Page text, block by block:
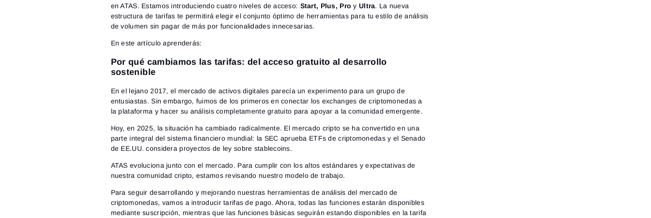
en ATAS. Estamos introduciendo cuatro niveles de acceso: Start, Plus, Pro y Ultra. La nueva
estructura de tarifas te permitirá elegir el conjunto óptimo de herramientas para tu estilo de análisis
de volumen sin pagar de más por funcionalidades innecesarias.
En este artículo aprenderás:
Por qué cambiamos las tarifas: del acceso gratuito al desarrollo
sostenible
En el lejano 2017, el mercado de activos digitales parecía un experimento para un grupo de
entusiastas. Sin embargo, fuimos de los primeros en conectar los exchanges de criptomonedas a
la plataforma y hacer su análisis completamente gratuito para apoyar a la comunidad emergente.
Hoy, en 2025, la situación ha cambiado radicalmente. El mercado cripto se ha convertido en una
parte integral del sistema financiero mundial: la SEC aprueba ETFs de criptomonedas y el Senado
de EE.UU. considera proyectos de ley sobre stablecoins.
ATAS evoluciona junto con el mercado. Para cumplir con los altos estándares y expectativas de
nuestra comunidad cripto, estamos revisando nuestro modelo de trabajo.
Para seguir desarrollando y mejorando nuestras herramientas de análisis del mercado de
criptomonedas, vamos a introducir tarifas de pago. Ahora, todas las funciones estarán disponibles
mediante suscripción, mientras que las funciones básicas seguirán estando disponibles en la tarifa